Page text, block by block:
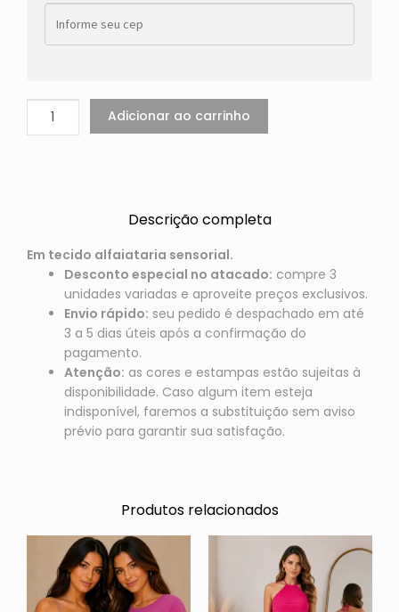
Adicionar ao carrinho
Descrição completa
Em tecido alfaiataria sensorial.
Desconto especial no atacado: compre 3
unidades variadas e aproveite preços exclusivos.
Envio rápido: seu pedido é despachado em até
3 a 5 dias úteis após a confirmação do
pagamento.
Atenção: as cores e estampas estão sujeitas à
disponibilidade. Caso algum item esteja
indisponível, faremos a substituição sem aviso
prévio para garantir sua satisfação.
Produtos relacionados